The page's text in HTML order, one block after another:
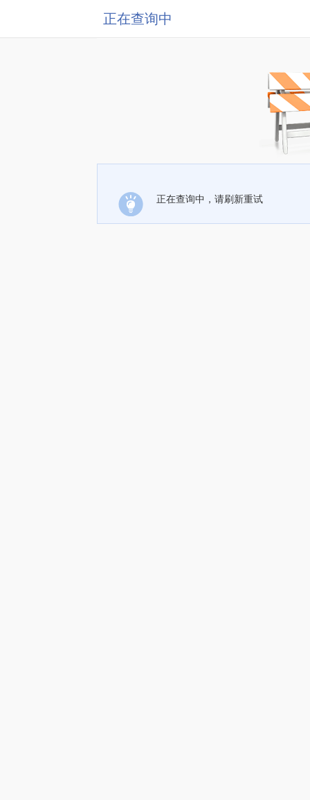
正在查询中
正在查询中，请刷新重试